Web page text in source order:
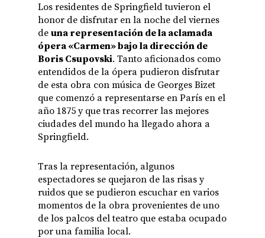
Los residentes de Springfield tuvieron el
honor de disfrutar en la noche del viernes
de una representación de la aclamada
ópera «Carmen» bajo la dirección de
Boris Csupovski. Tanto aficionados como
entendidos de la ópera pudieron disfrutar
de esta obra con música de Georges Bizet
que comenzó a representarse en París en el
año 1875 y que tras recorrer las mejores
ciudades del mundo ha llegado ahora a
Springfield.
Tras la representación, algunos
espectadores se quejaron de las risas y
ruidos que se pudieron escuchar en varios
momentos de la obra provenientes de uno
de los palcos del teatro que estaba ocupado
por una familia local.